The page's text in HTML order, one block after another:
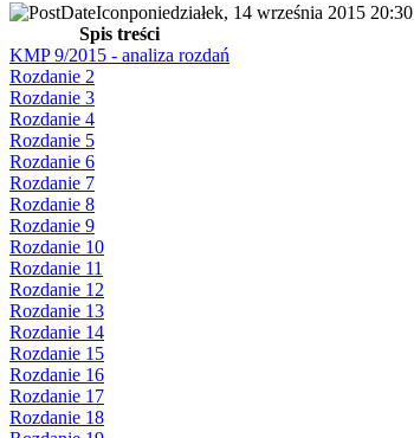
poniedziałek, 14 września 2015 20:30
Spis treści
KMP 9/2015 - analiza rozdań
Rozdanie 2
Rozdanie 3
Rozdanie 4
Rozdanie 5
Rozdanie 6
Rozdanie 7
Rozdanie 8
Rozdanie 9
Rozdanie 10
Rozdanie 11
Rozdanie 12
Rozdanie 13
Rozdanie 14
Rozdanie 15
Rozdanie 16
Rozdanie 17
Rozdanie 18